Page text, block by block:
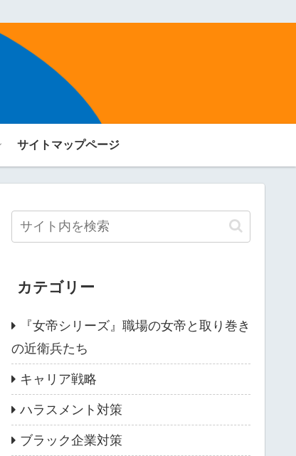
サイトマップページ
カテゴリー
『女帝シリーズ』職場の女帝と取り巻き
の近衛兵たち
キャリア戦略
ハラスメント対策
ブラック企業対策